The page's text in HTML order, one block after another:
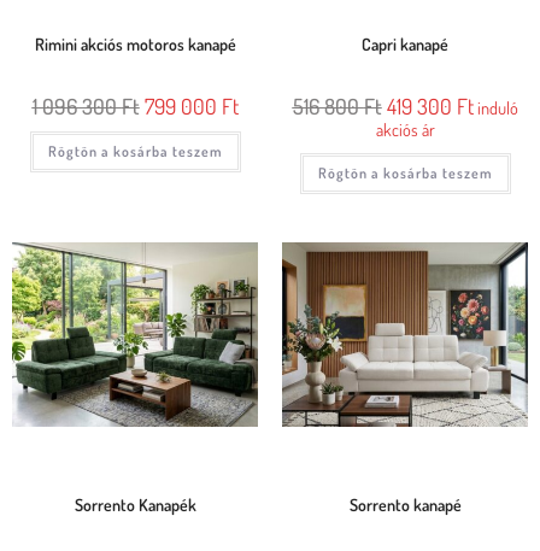
Rimini akciós motoros kanapé
1 096 300Ft 799 000 Ft
Rögtön a kosárba teszem
Capri kanapé
516 800Ft 419 300 Ftinduló
akciós ár
Rögtön a kosárba teszem
Sorrento Kanapék Sorrento kanapé